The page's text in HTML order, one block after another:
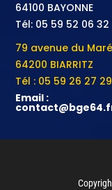
64100 BAYONNE
Tél: 05 59 52 06 32
79 avenue du
64200 BIARRITZ
Tél : 05 59 26 27 29
Email :